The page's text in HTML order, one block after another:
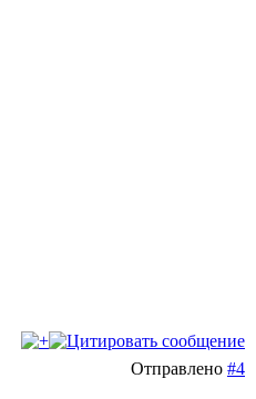
Отправлено #4